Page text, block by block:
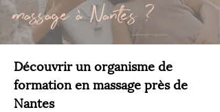
massage à Nantes ?
Découvrir un organisme de
formation en massage près de
Nantes